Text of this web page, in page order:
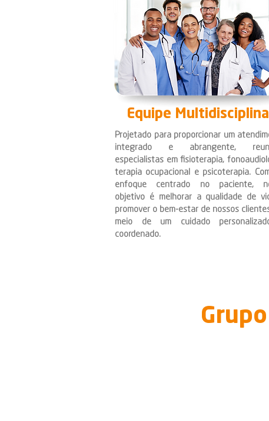
Equipe
Projetado para proporcionar um
integrado e abrangente,
especialistas em fisioterapia,
terapia ocupacional e psicoterapia.
enfoque centrado no paciente,
objetivo é melhorar a qualidade de
promover o bem-estar de nossos
meio de um cuidado
coordenado.